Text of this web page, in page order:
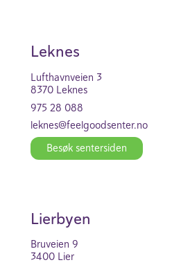
Leknes
Luft­havn­veien 3
8370 Leknes
975 28 088
leknes@feel­good­se­nter.no
Besøk senter­siden
Lier­byen
Bruveien 9
3400 Lier